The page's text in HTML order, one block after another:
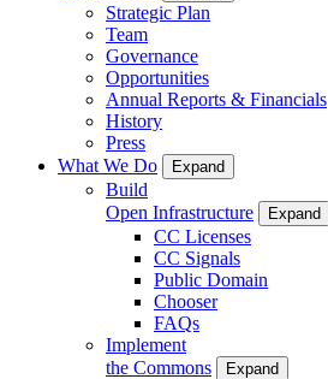
Strategic Plan
Team
Governance
Opportunities
Annual Reports & Financials
History
Press
What We Do
Expand
Build
Open Infrastructure
Expand
CC Licenses
CC Signals
Public Domain
Chooser
FAQs
Implement
the Commons
Expand